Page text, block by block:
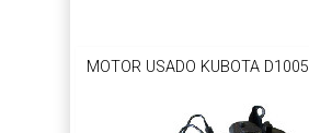
MOTOR USADO KUBOTA D1005